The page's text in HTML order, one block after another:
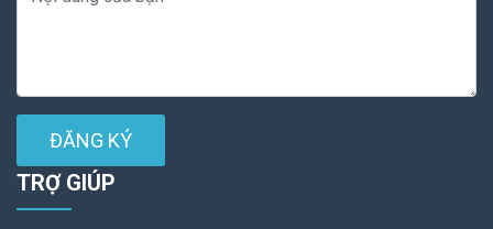
ĐĂNG KÝ
TRỢ GIÚP